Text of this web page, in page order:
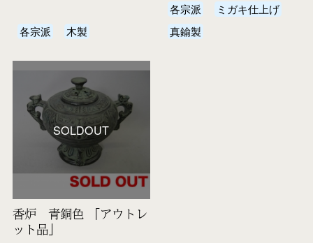
各宗派 木製
各宗派
ミガキ仕上げ
真鍮製
SOLDOUT
香炉 青銅色 「アウトレ
ット品」